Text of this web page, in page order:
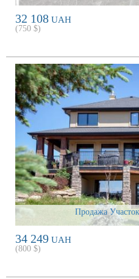
32 108 UAH
(750 $)
Продажа
34 249 UAH
(800 $)